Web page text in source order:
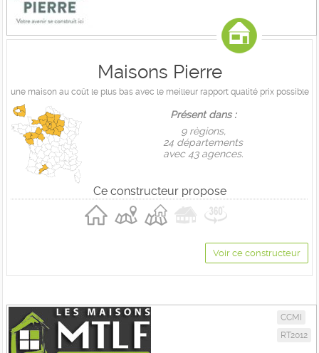
Maisons Pierre
une maison au coût le plus bas avec le meilleur rapport qualité prix possible
Présent dans :
9 règions,
24 départements
avec 43 agences.
Ce constructeur propose
Voir ce constructeur
CCMI
RT2012